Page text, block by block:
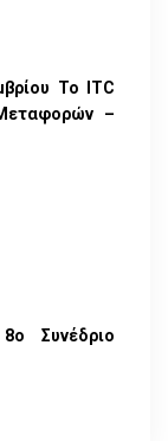
Το ITC
–
Συνέδριο